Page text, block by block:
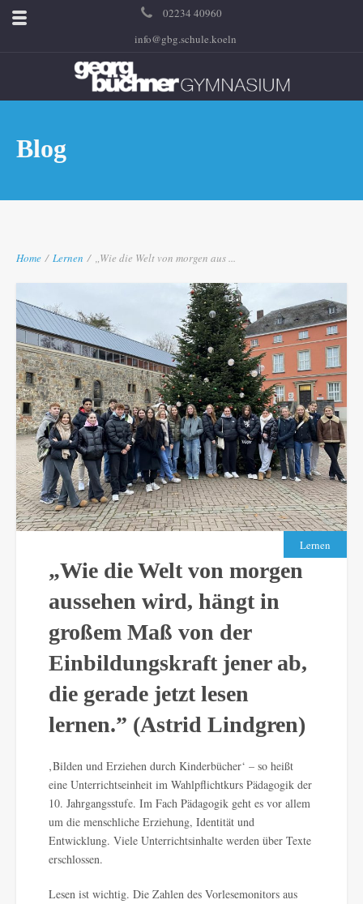
02234 40960
info@gbg.schule.koeln
Blog
Home / Lernen / „Wie die Welt von morgen aus ...
Lernen
„Wie die Welt von morgen
aussehen wird, hängt in
großem Maß von der
Einbildungskraft jener ab,
die gerade jetzt lesen
lernen.” (Astrid Lindgren)
‚Bilden und Erziehen durch Kinderbücher‘ – so heißt
eine Unterrichtseinheit im Wahlpflichtkurs Pädagogik der
10. Jahrgangsstufe. Im Fach Pädagogik geht es vor allem
um die menschliche Erziehung, Identität und
Entwicklung. Viele Unterrichtsinhalte werden über Texte
erschlossen.
Lesen ist wichtig. Die Zahlen des Vorlesemonitors aus